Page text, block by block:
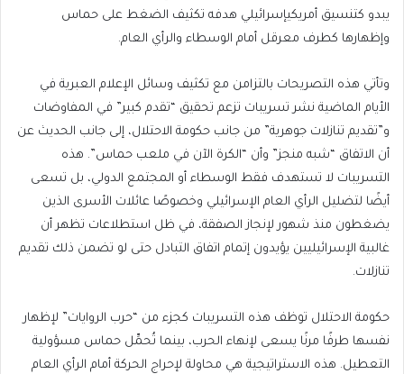
يبدو كتنسيق أمريكيإسرائيلي هدفه تكثيف الضغط على حماس
وإظهارها كطرف معرقل أمام الوسطاء والرأي العام.
وتأتي هذه التصريحات بالتزامن مع تكثيف وسائل الإعلام العبرية في
الأيام الماضية نشر تسريبات تزعم تحقيق “تقدم كبير” في المفاوضات
و”تقديم تنازلات جوهرية” من جانب حكومة الاحتلال، إلى جانب الحديث عن
أن الاتفاق “شبه منجز” وأن “الكرة الآن في ملعب حماس”. هذه
التسريبات لا تستهدف فقط الوسطاء أو المجتمع الدولي، بل تسعى
أيضًا لتضليل الرأي العام الإسرائيلي وخصوصًا عائلات الأسرى الذين
يضغطون منذ شهور لإنجاز الصفقة، في ظل استطلاعات تظهر أن
غالبية الإسرائيليين يؤيدون إتمام اتفاق التبادل حتى لو تضمن ذلك تقديم
تنازلات.
حكومة الاحتلال توظف هذه التسريبات كجزء من “حرب الروايات” لإظهار
نفسها طرفًا مرنًا يسعى لإنهاء الحرب، بينما تُحمِّل حماس مسؤولية
التعطيل. هذه الاستراتيجية هي محاولة لإحراج الحركة أمام الرأي العام